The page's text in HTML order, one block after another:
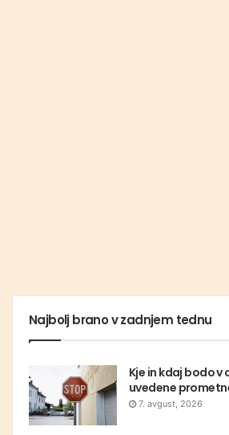
Najbolj brano v zadnjem tednu
Kje in kdaj bodo v
uvedene
7. avgust, 2026